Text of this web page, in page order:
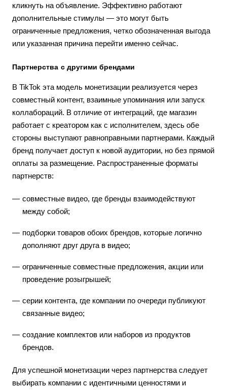
кликнуть на объявление. Эффективно работают
дополнительные стимулы — это могут быть
ограниченные предложения, четко обозначенная выгода
или указанная причина перейти именно сейчас.
Партнерства с другими брендами
В TikTok эта модель монетизации реализуется через
совместный контент, взаимные упоминания или запуск
коллабораций. В отличие от интеграций, где магазин
работает с креатором как с исполнителем, здесь обе
стороны выступают равноправными партнерами. Каждый
бренд получает доступ к новой аудитории, но без прямой
оплаты за размещение. Распространенные форматы
партнерств:
совместные видео, где бренды взаимодействуют
между собой;
подборки товаров обоих брендов, которые логично
дополняют друг друга в видео;
ограниченные совместные предложения, акции или
проведение розыгрышей;
серии контента, где компании по очереди публикуют
связанные видео;
создание комплектов или наборов из продуктов
брендов.
Для успешной монетизации через партнерства следует
выбирать компании с идентичными ценностями и